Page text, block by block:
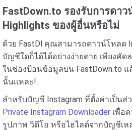
FastDown.to รองรับการดา
Highlights ของผู้อื่นหรือไม่
ด้วย FastDl คุณสามารถดาวน์โหลด
บัญชีใดก็ได้ได้อย่างง่ายดาย เพียงคัด
ในช่องป้อนข้อมูลบน FastDown.to
นั้นแหละ!
สำหรับบัญชี Instagram ที่ตั้งค่าเป็น
Private Instagram Downloader เพื่อ
รูปภาพ วิดีโอ หรือไฮไลต์จากบัญชีเห